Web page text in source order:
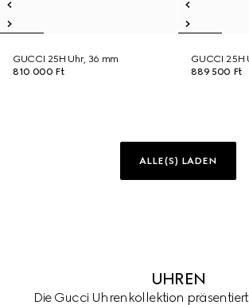
GUCCI 25H Uhr, 36 mm
810 000 Ft
GUCCI 25H
889 500 Ft
ALLE(S) LADEN
UHREN
Die Gucci Uhrenkollektion